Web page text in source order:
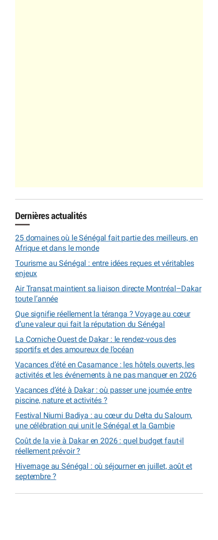
Dernières actualités
25 domaines où le Sénégal fait partie des meilleurs, en
Afrique et dans le monde
Tourisme au Sénégal : entre idées reçues et véritables
enjeux
Air Transat maintient sa liaison directe Montréal–Dakar
toute l’année
Que signifie réellement la téranga ? Voyage au cœur
d’une valeur qui fait la réputation du Sénégal
La Corniche Ouest de Dakar : le rendez-vous des
sportifs et des amoureux de l’océan
Vacances d’été en Casamance : les hôtels ouverts, les
activités et les événements à ne pas manquer en 2026
Vacances d’été à Dakar : où passer une journée entre
piscine, nature et activités ?
Festival Niumi Badiya : au cœur du Delta du Saloum,
une célébration qui unit le Sénégal et la Gambie
Coût de la vie à Dakar en 2026 : quel budget faut-il
réellement prévoir ?
Hivernage au Sénégal : où séjourner en juillet, août et
septembre ?